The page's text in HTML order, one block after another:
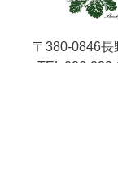
〒380-0846
TEL 026-